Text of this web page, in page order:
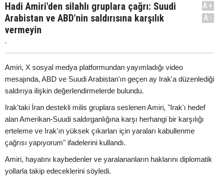
Hadi Amiri'den silahlı gruplara çağrı: Suudi
Arabistan ve ABD'nin saldırısına karşılık
vermeyin
.
A+
A-
Amiri, X sosyal medya platformundan yayımladığı video
mesajında, ABD ve Suudi Arabistan'ın geçen ay Irak'a düzenlediği
saldırıya ilişkin değerlendirmelerde bulundu.
Irak'taki İran destekli milis gruplara seslenen Amiri, "Irak'ı hedef
alan Amerikan-Suudi saldırganlığına karşı herhangi bir karşılığı
erteleme ve Irak'ın yüksek çıkarları için yaraları kabullenme
çağrısı yapıyorum" ifadelerini kullandı.
Amiri, hayatını kaybedenler ve yaralananların haklarını diplomatik
yollarla takip edeceklerini söyledi.